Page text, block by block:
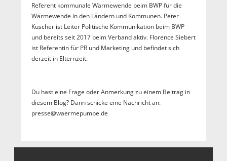
Referent kommunale Wärmewende beim BWP für die
Wärmewende in den Ländern und Kommunen. Peter
Kuscher ist Leiter Politische Kommunikation beim BWP
und bereits seit 2017 beim Verband aktiv. Florence Siebert
ist Referentin für PR und Marketing und befindet sich
derzeit in Elternzeit.
Du hast eine Frage oder Anmerkung zu einem Beitrag in
diesem Blog? Dann schicke eine Nachricht an:
presse@waermepumpe.de